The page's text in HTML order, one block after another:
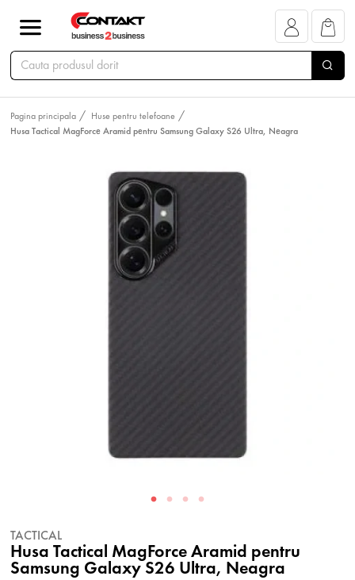
Pagina principala
Huse pentru telefoane
Husa Tactical MagForce Aramid pentru Samsung Galaxy S26 Ultra, Neagra
TACTICAL
Husa Tactical MagForce Aramid pentru
Samsung Galaxy S26 Ultra, Neagra